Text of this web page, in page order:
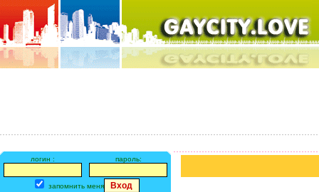
логин : пароль:
запомнить меня